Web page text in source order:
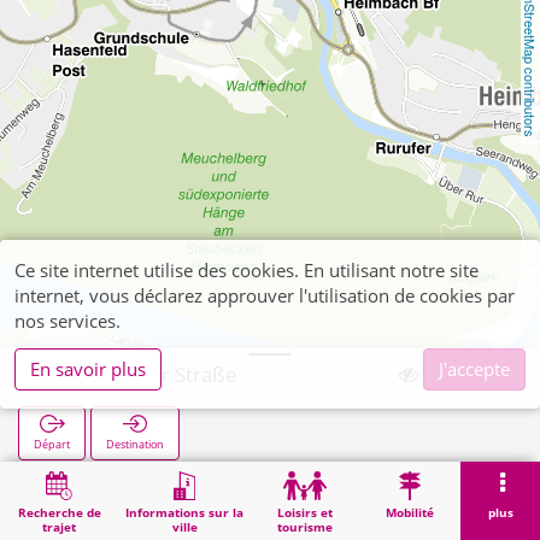
OpenStreetMap contributors
Recherche de
trajet
Informations sur la
ville
Loisirs et
tourisme
Mobilité plus
Hasenfelder Straße
Départ Destination
Démarrage Hasenfelder Straße
Ce site internet utilise des cookies. En utilisant notre site
internet, vous déclarez approuver l'utilisation de cookies par
nos services.
En savoir plus
J'accepte